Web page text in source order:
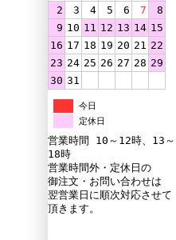
2
3 4 5 6 7
8
9 10 11 12 13 14 15
16 17 18 19 20 21 22
23 24 25 26 27 28 29
30 31
今日
定休日
営業時間 10～12時、13～
18時
営業時間外・定休日の
御注文・お問い合わせは
翌営業日に順次対応させて
頂きます。